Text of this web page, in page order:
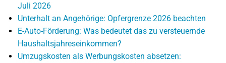
Juli 2026
Unterhalt an Angehörige: Opfergrenze 2026 beachten
E-Auto-Förderung: Was bedeutet das zu versteuernde
Haushaltsjahreseinkommen?
Umzugskosten als Werbungskosten absetzen: